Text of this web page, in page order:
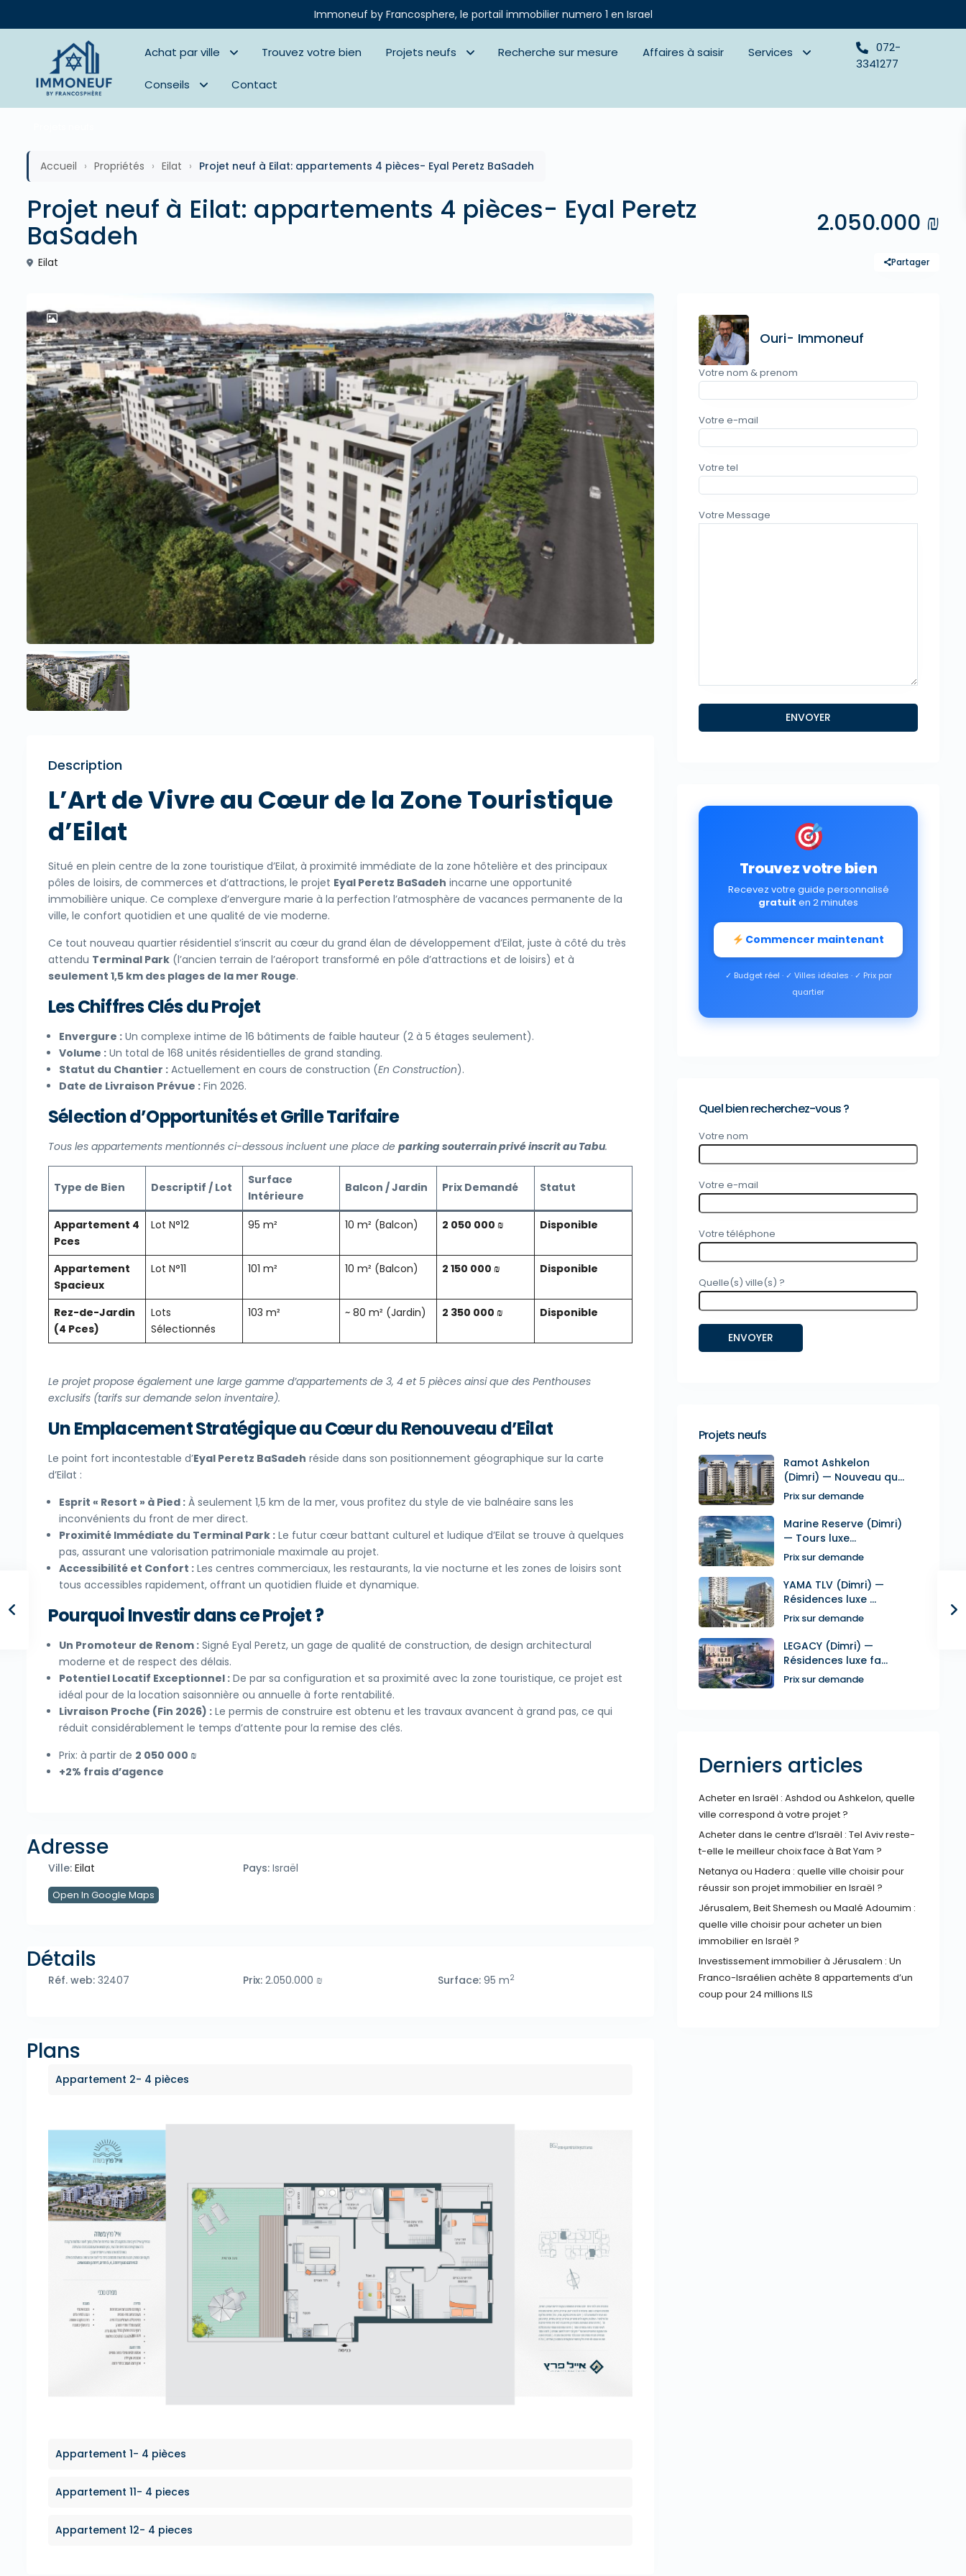
Immoneuf by Francosphere, le portail immobilier numero 1 en Israel
Achat par ville Trouvez votre bien Projets neufs Recherche sur mesure Affaires à saisir Services
Conseils Contact
072-
3341277
Accueil › Propriétés › Eilat › Projet neuf à Eilat: appartements 4 pièces- Eyal Peretz BaSadeh
Projet neuf à Eilat: appartements 4 pièces- Eyal Peretz
BaSadeh 2.050.000 ₪
Eilat Partager
Avec agence
Description
L’Art de Vivre au Cœur de la Zone Touristique
d’Eilat
Situé en plein centre de la zone touristique d’Eilat, à proximité immédiate de la zone hôtelière et des principaux
pôles de loisirs, de commerces et d’attractions, le projet Eyal Peretz BaSadeh incarne une opportunité
immobilière unique. Ce complexe d’envergure marie à la perfection l’atmosphère de vacances permanente de la
ville, le confort quotidien et une qualité de vie moderne.
Ce tout nouveau quartier résidentiel s’inscrit au cœur du grand élan de développement d’Eilat, juste à côté du très
attendu Terminal Park (l’ancien terrain de l’aéroport transformé en pôle d’attractions et de loisirs) et à
seulement 1,5 km des plages de la mer Rouge.
Les Chiffres Clés du Projet
Envergure : Un complexe intime de 16 bâtiments de faible hauteur (2 à 5 étages seulement).
Volume : Un total de 168 unités résidentielles de grand standing.
Statut du Chantier : Actuellement en cours de construction (En Construction).
Date de Livraison Prévue : Fin 2026.
Sélection d’Opportunités et Grille Tarifaire
Tous les appartements mentionnés ci-dessous incluent une place de parking souterrain privé inscrit au Tabu.
Type de Bien Descriptif / Lot
Surface
Intérieure
Balcon / Jardin Prix Demandé Statut
Appartement 4
Pces
Lot N°12 95 m² 10 m² (Balcon) 2 050 000 ₪ Disponible
Appartement
Spacieux
Lot N°11 101 m² 10 m² (Balcon) 2 150 000 ₪ Disponible
Rez-de-Jardin
(4 Pces)
Lots
Sélectionnés
103 m² ~ 80 m² (Jardin) 2 350 000 ₪ Disponible
Le projet propose également une large gamme d’appartements de 3, 4 et 5 pièces ainsi que des Penthouses
exclusifs (tarifs sur demande selon inventaire).
Un Emplacement Stratégique au Cœur du Renouveau d’Eilat
Le point fort incontestable d’Eyal Peretz BaSadeh réside dans son positionnement géographique sur la carte
d’Eilat :
Esprit « Resort » à Pied : À seulement 1,5 km de la mer, vous profitez du style de vie balnéaire sans les
inconvénients du front de mer direct.
Proximité Immédiate du Terminal Park : Le futur cœur battant culturel et ludique d’Eilat se trouve à quelques
pas, assurant une valorisation patrimoniale maximale au projet.
Accessibilité et Confort : Les centres commerciaux, les restaurants, la vie nocturne et les zones de loisirs sont
tous accessibles rapidement, offrant un quotidien fluide et dynamique.
Pourquoi Investir dans ce Projet ?
Un Promoteur de Renom : Signé Eyal Peretz, un gage de qualité de construction, de design architectural
moderne et de respect des délais.
Potentiel Locatif Exceptionnel : De par sa configuration et sa proximité avec la zone touristique, ce projet est
idéal pour de la location saisonnière ou annuelle à forte rentabilité.
Livraison Proche (Fin 2026) : Le permis de construire est obtenu et les travaux avancent à grand pas, ce qui
réduit considérablement le temps d’attente pour la remise des clés.
Prix: à partir de 2 050 000 ₪
+2% frais d’agence
Adresse
Ville: Eilat Pays:Israël
Open In Google Maps
Détails
Réf. web: 32407 Prix:2.050.000 ₪ Surface: 95 m2
Plans
Appartement 2- 4 pièces
Appartement 1- 4 pièces
Appartement 11- 4 pieces
Appartement 12- 4 pieces
Ouri- Immoneuf
Votre nom & prenom
Votre e-mail
Votre tel
Votre Message
Trouvez votre bien
Recevez votre guide personnalisé
gratuit en 2 minutes
Commencer maintenant
✓ Budget réel · ✓ Villes idéales · ✓ Prix par
quartier
Quel bien recherchez-vous ?
Votre nom
Votre e-mail
Votre téléphone
Quelle(s) ville(s) ?
Projets neufs
Ramot Ashkelon
(Dimri) — Nouveau qu...
Prix sur demande
Marine Reserve (Dimri)
— Tours luxe...
Prix sur demande
YAMA TLV (Dimri) —
Résidences luxe ...
Prix sur demande
LEGACY (Dimri) —
Résidences luxe fa...
Prix sur demande
Derniers articles
Acheter en Israël : Ashdod ou Ashkelon, quelle
ville correspond à votre projet ?
Acheter dans le centre d’Israël : Tel Aviv reste-
t-elle le meilleur choix face à Bat Yam ?
Netanya ou Hadera : quelle ville choisir pour
réussir son projet immobilier en Israël ?
Jérusalem, Beit Shemesh ou Maalé Adoumim :
quelle ville choisir pour acheter un bien
immobilier en Israël ?
Investissement immobilier à Jérusalem : Un
Franco-Israélien achète 8 appartements d’un
coup pour 24 millions ILS